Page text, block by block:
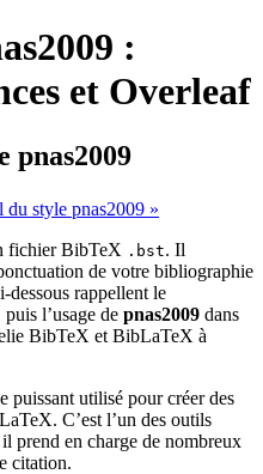
:
et Overleaf
pnas2009
du style pnas2009 »
fichier BibTeX .bst. Il
de votre bibliographie
dessous rappellent le
l’usage de pnas2009 dans
BibTeX et BibLaTeX à
utilisé pour créer des
C’est l’un des outils
prend en charge de nombreux
citation.